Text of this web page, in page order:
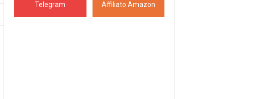
Telegram Affiliato Amazon